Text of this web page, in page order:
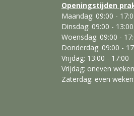
Openingstijden
Maandag: 09:00 -
Dinsdag: 09:00 - 13:00
Woensdag: 09:00 -
Donderdag: 09:00 -
Vrijdag: 13:00 - 17:00
Vrijdag: oneven
Zaterdag: even